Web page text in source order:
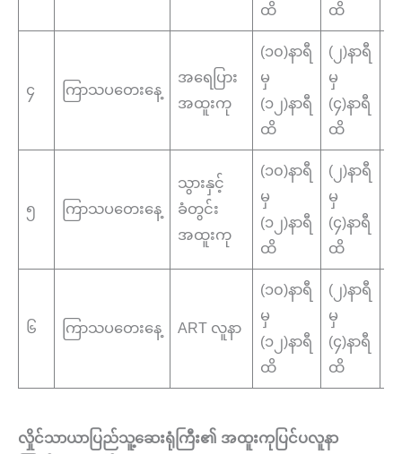
ထိ
ထိ
၄ ကြာသပတေးနေ့
အရေပြား
အထူးကု
(၁၀)နာရီ
မှ
(၁၂)နာရီ
ထိ
(၂)နာရီ
မှ
(၄)နာရီ
ထိ
၅ ကြာသပတေးနေ့
သွားနှင့်
ခံတွင်း
အထူးကု
(၁၀)နာရီ
မှ
(၁၂)နာရီ
ထိ
(၂)နာရီ
မှ
(၄)နာရီ
ထိ
၆ ကြာသပတေးနေ့ ART လူနာ
(၁၀)နာရီ
မှ
(၁၂)နာရီ
ထိ
(၂)နာရီ
မှ
(၄)နာရီ
ထိ
လှိုင်သာယာပြည်သူ့ဆေးရုံကြီး၏ အထူးကုပြင်ပလူနာ